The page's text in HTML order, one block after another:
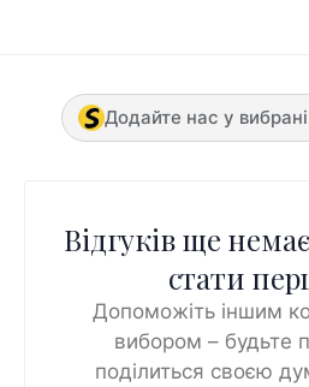
Додайте нас у
Відгуків ще
стати
Допоможіть іншим
вибором – будьте
поділиться своєю